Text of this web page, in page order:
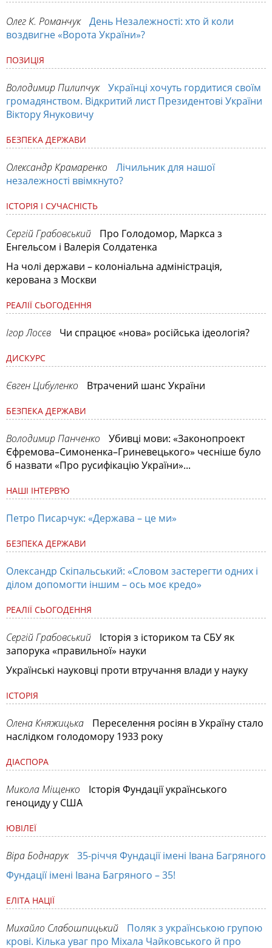
Олег К. Романчук
День Незалежності: хто й коли
воздвигне «Ворота України»?
ПОЗИЦІЯ
Володимир Пилипчук
Українці хочуть гордитися своїм
громадянством. Відкритий лист Президентові України
Віктору Януковичу
БЕЗПЕКА ДЕРЖАВИ
Олександр Крамаренко
Лічильник для нашої
незалежності ввімкнуто?
ІСТОРІЯ І СУЧАСНІСТЬ
Сергій Грабовський
Про Голодомор, Маркса з
Енгельсом і Валерія Солдатенка
На чолі держави – колоніальна адміністрація,
керована з Москви
РЕАЛІЇ СЬОГОДЕННЯ
Ігор Лосєв Чи спрацює «нова» російська ідеологія?
ДИСКУРС
Євген Цибуленко Втрачений шанс України
БЕЗПЕКА ДЕРЖАВИ
Володимир Панченко
Убивці мови: «Законопроект
Єфремова–Симоненка–Гриневецького» чесніше було
б назвати «Про русифікацію України»...
НАШІ ІНТЕРВ’Ю
Петро Писарчук: «Держава – це ми»
БЕЗПЕКА ДЕРЖАВИ
Олександр Скіпальський: «Словом застерегти одних і
ділом допомогти іншим – ось моє кредо»
РЕАЛІЇ СЬОГОДЕННЯ
Сергій Грабовський
Історія з істориком та СБУ як
запорука «правильної» науки
Українські науковці проти втручання влади у науку
ІСТОРІЯ
Олена Княжицька
Переселення росіян в Україну стало
наслідком голодомору 1933 року
ДІАСПОРА
Микола Міщенко
Історія Фундації українського
геноциду у США
ЮВІЛЕЇ
Віра Боднарук
35-річчя Фундації імені Івана Багряного
Фундації імені Івана Багряного – 35!
ЕЛІТА НАЦІЇ
Михайло Слабошпицький
Поляк з українською групою
крові. Кілька уваг про Міхала Чайковського й про